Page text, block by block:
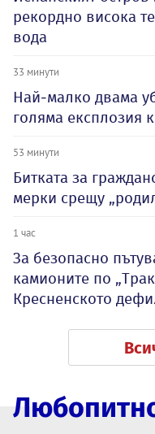
рекордно висока
вода
33 минути
Най-малко двама
голяма експлозия
53 минути
Битката за
мерки срещу
1 час
За безопасно
камионите по
Кресненското